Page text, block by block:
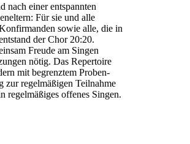
nach einer entspannten
Für sie und alle
sowie alle, die in
der Chor 20:20.
Freude am Singen
nötig. Das Repertoire
mit begrenztem Proben-
zur regelmäßigen Teilnahme
regelmäßiges offenes Singen.